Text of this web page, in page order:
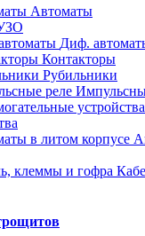
Автоматы
Диф.
Контакторы
Рубильники